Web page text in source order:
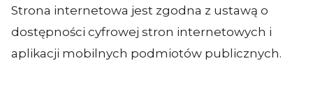
Strona internetowa jest zgodna z ustawą o
dostępności cyfrowej stron internetowych i
aplikacji mobilnych podmiotów publicznych.